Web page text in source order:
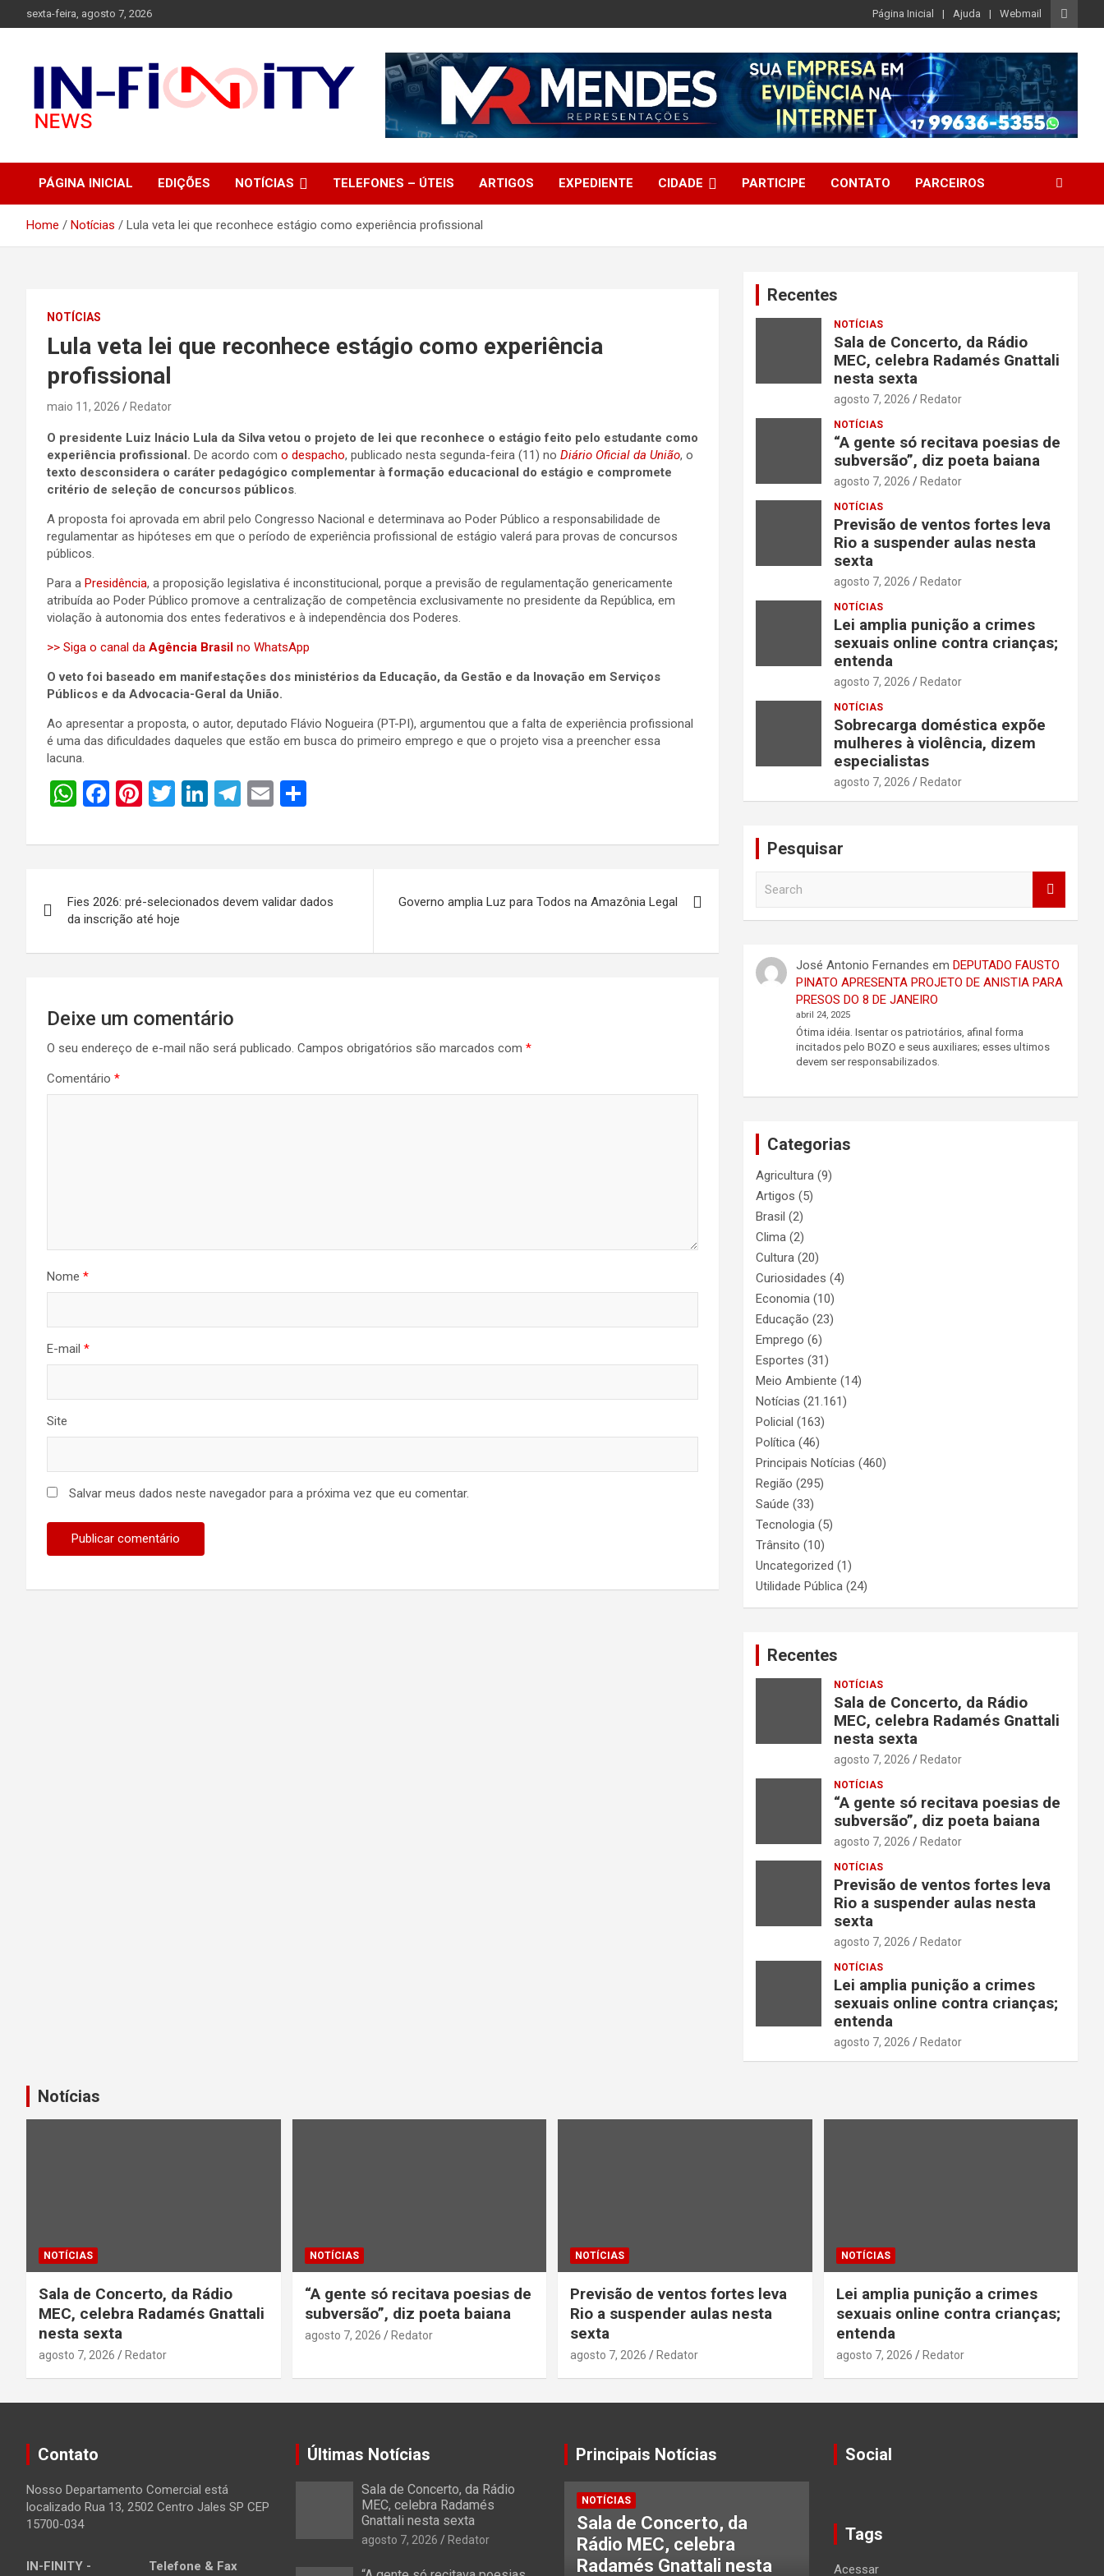
to
sexta-feira, agosto 7, 2026 Página Inicial Ajuda Webmail
PÁGINA INICIAL EDIÇÕES NOTÍCIAS TELEFONES – ÚTEIS ARTIGOS EXPEDIENTE CIDADE PARTICIPE CONTATO PARCEIROS
Home Notícias Lula veta lei que reconhece estágio como experiência profissional
NOTÍCIAS
Lula veta lei que reconhece estágio como experiência
profissional
maio 11, 2026 Redator
O presidente Luiz Inácio Lula da Silva vetou o projeto de lei que reconhece o estágio feito pelo estudante como
experiência profissional. De acordo com o despacho, publicado nesta segunda-feira (11) no Diário Oficial da União, o
texto desconsidera o caráter pedagógico complementar à formação educacional do estágio e compromete
critério de seleção de concursos públicos.
A proposta foi aprovada em abril pelo Congresso Nacional e determinava ao Poder Público a responsabilidade de
regulamentar as hipóteses em que o período de experiência profissional de estágio valerá para provas de concursos
públicos.
Para a Presidência, a proposição legislativa é inconstitucional, porque a previsão de regulamentação genericamente
atribuída ao Poder Público promove a centralização de competência exclusivamente no presidente da República, em
violação à autonomia dos entes federativos e à independência dos Poderes.
>> Siga o canal da Agência Brasil no WhatsApp
O veto foi baseado em manifestações dos ministérios da Educação, da Gestão e da Inovação em Serviços
Públicos e da Advocacia-Geral da União.
Ao apresentar a proposta, o autor, deputado Flávio Nogueira (PT-PI), argumentou que a falta de experiência profissional
é uma das dificuldades daqueles que estão em busca do primeiro emprego e que o projeto visa a preencher essa
lacuna.
W
at
A
p
p
F
ce
o
o
k
Pi
er
t
T
tt
Li
ke
n
T
e
a
E
ail ar
de
Post
Fies 2026: pré-selecionados devem validar dados
da inscrição até hoje
Governo amplia Luz para Todos na Amazônia Legal
Deixe um comentário
O seu endereço de e-mail não será publicado. Campos obrigatórios são marcados com *
Comentário *
Nome *
E-mail *
Site
Salvar meus dados neste navegador para a próxima vez que eu comentar.
Recentes
NOTÍCIAS
Sala de Concerto, da Rádio
MEC, celebra Radamés Gnattali
nesta sexta
agosto 7, 2026 Redator
NOTÍCIAS
“A gente só recitava poesias de
subversão”, diz poeta baiana
agosto 7, 2026 Redator
NOTÍCIAS
Previsão de ventos fortes leva
Rio a suspender aulas nesta
sexta
agosto 7, 2026 Redator
NOTÍCIAS
Lei amplia punição a crimes
sexuais online contra crianças;
entenda
agosto 7, 2026 Redator
NOTÍCIAS
Sobrecarga doméstica expõe
mulheres à violência, dizem
especialistas
agosto 7, 2026 Redator
Pesquisar
h
José Antonio Fernandes emDEPUTADO FAUSTO
PINATO APRESENTA PROJETO DE ANISTIA PARA
PRESOS DO 8 DE JANEIRO
abril 24, 2025
Ótima idéia. Isentar os patriotários, afinal forma
incitados pelo BOZO e seus auxiliares; esses ultimos
devem ser responsabilizados.
Categorias
Agricultura (9)
Artigos (5)
Brasil (2)
Clima (2)
Cultura (20)
Curiosidades (4)
Economia (10)
Educação (23)
Emprego (6)
Esportes (31)
Meio Ambiente (14)
Notícias (21.161)
Policial (163)
Política (46)
Principais Notícias (460)
Região (295)
Saúde (33)
Tecnologia (5)
Trânsito (10)
Uncategorized (1)
Utilidade Pública (24)
Recentes
NOTÍCIAS
Sala de Concerto, da Rádio
MEC, celebra Radamés Gnattali
nesta sexta
agosto 7, 2026 Redator
NOTÍCIAS
“A gente só recitava poesias de
subversão”, diz poeta baiana
agosto 7, 2026 Redator
NOTÍCIAS
Previsão de ventos fortes leva
Rio a suspender aulas nesta
sexta
agosto 7, 2026 Redator
NOTÍCIAS
Lei amplia punição a crimes
sexuais online contra crianças;
entenda
agosto 7, 2026 Redator
Notícias
NOTÍCIAS
Sala de Concerto, da Rádio
MEC, celebra Radamés Gnattali
nesta sexta
agosto 7, 2026 Redator
NOTÍCIAS
“A gente só recitava poesias de
subversão”, diz poeta baiana
agosto 7, 2026 Redator
NOTÍCIAS
Previsão de ventos fortes leva
Rio a suspender aulas nesta
sexta
agosto 7, 2026 Redator
NOTÍCIAS
Lei amplia punição a crimes
sexuais online contra crianças;
entenda
agosto 7, 2026 Redator
Contato
Nosso Departamento Comercial está
localizado Rua 13, 2502 Centro Jales SP CEP
15700-034
IN-FINITY -
Telefone & Fax
Últimas Notícias
Sala de Concerto, da Rádio
MEC, celebra Radamés
Gnattali nesta sexta
agosto 7, 2026 Redator
Principais Notícias
NOTÍCIAS
Sala de Concerto, da
Rádio MEC, celebra
Radamés Gnattali nesta
Social
Tags
Acessar